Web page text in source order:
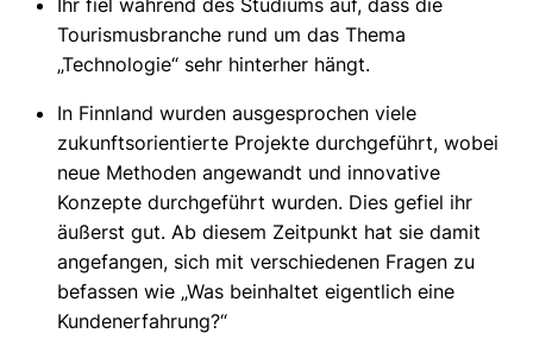
Tourismusbranche rund um das Thema
„Technologie“ sehr hinterher hängt.
In Finnland wurden ausgesprochen viele
zukunftsorientierte Projekte durchgeführt, wobei
neue Methoden angewandt und innovative
Konzepte durchgeführt wurden. Dies gefiel ihr
äußerst gut. Ab diesem Zeitpunkt hat sie damit
angefangen, sich mit verschiedenen Fragen zu
befassen wie „Was beinhaltet eigentlich eine
Kundenerfahrung?“